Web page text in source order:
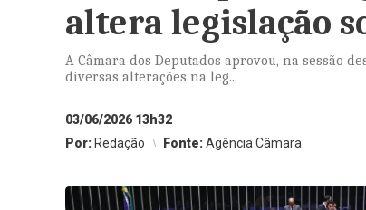
altera legislação
A Câmara dos Deputados aprovou, na sessão
diversas alterações na leg...
03/06/2026 13h32
Por: Redação Fonte:Agência Câmara